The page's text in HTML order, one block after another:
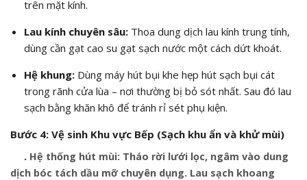
trên mặt kính.
Lau kính chuyên sâu:Thoa dung dịch lau kính trung tính,
dùng cần gạt cao su gạt sạch nước một cách dứt khoát.
Hệ khung:Dùng máy hút bụi khe hẹp hút sạch bụi cát
trong rãnh cửa lùa – nơi thường bị bỏ sót nhất. Sau đó lau
sạch bằng khăn khô để tránh rỉ sét phụ kiện.
Bước 4: Vệ sinh Khu vực Bếp (Sạch khu ẩn và khử mùi)
. Hệ thống hút mùi: Tháo rời lưới lọc, ngâm vào dung
dịch bóc tách dầu mỡ chuyên dụng. Lau sạch khoang